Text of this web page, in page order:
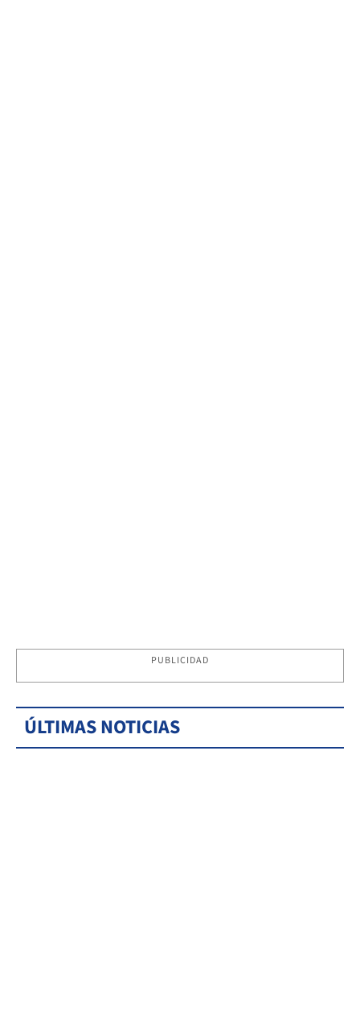
PUBLICIDAD
ÚLTIMAS NOTICIAS